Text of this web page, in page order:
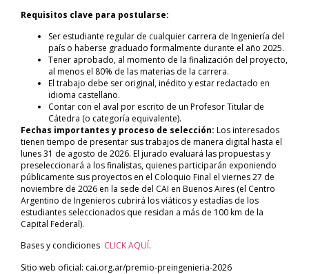
Requisitos clave para postularse:
Ser estudiante regular de cualquier carrera de Ingeniería del
país o haberse graduado formalmente durante el año 2025.
Tener aprobado, al momento de la finalización del proyecto,
al menos el 80% de las materias de la carrera.
El trabajo debe ser original, inédito y estar redactado en
idioma castellano.
Contar con el aval por escrito de un Profesor Titular de
Cátedra (o categoría equivalente).
Fechas importantes y proceso de selección: Los interesados
tienen tiempo de presentar sus trabajos de manera digital hasta el
lunes 31 de agosto de 2026. El jurado evaluará las propuestas y
preseleccionará a los finalistas, quienes participarán exponiendo
públicamente sus proyectos en el Coloquio Final el viernes 27 de
noviembre de 2026 en la sede del CAI en Buenos Aires (el Centro
Argentino de Ingenieros cubrirá los viáticos y estadías de los
estudiantes seleccionados que residan a más de 100 km de la
Capital Federal).
Bases y condiciones CLICK AQUÍ.
Sitio web oficial: cai.org.ar/premio-preingenieria-2026